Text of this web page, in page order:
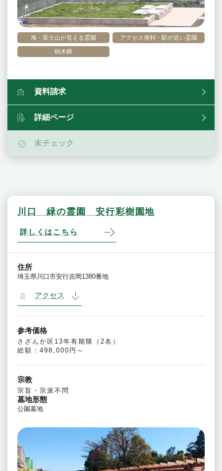
海・富士山が見える霊園
アクセス便利・駅が近い霊園
樹木葬
資料請求
詳細ページ
未チェック
川口 緑の霊園 安行彩樹園地
詳しくはこちら
住所
埼玉県川口市安行吉岡1380番地
アクセス
参考価格
さざんか区13年有期限（2名）
総額：498,000円～
宗教
宗旨・宗派不問
墓地形態
公園墓地